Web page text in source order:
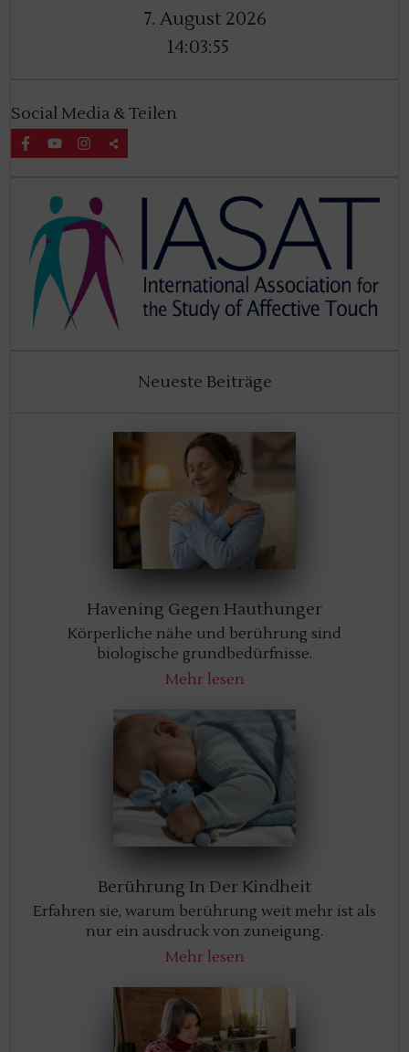
7. August 2026
14:03:56
Social Media & Teilen
Neueste Beiträge
Havening Gegen Hauthunger
Körperliche nähe und berührung sind
biologische grundbedürfnisse.
Mehr lesen
Berührung In Der Kindheit
Erfahren sie, warum berührung weit mehr ist als
nur ein ausdruck von zuneigung.
Mehr lesen